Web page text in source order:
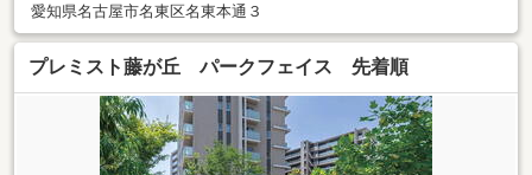
愛知県名古屋市名東区名東本通３
プレミスト藤が丘 パークフェイス 先着順